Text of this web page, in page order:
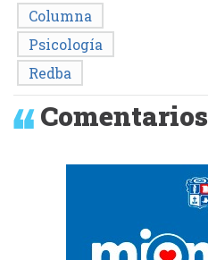
Columna
Psicología
Redba
Comentarios